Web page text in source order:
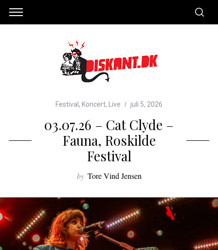
Festival , Koncert, Live juli 5, 2026
03.07.26 – Cat Clyde –
Fauna, Roskilde
Festival
by Tore Vind Jensen